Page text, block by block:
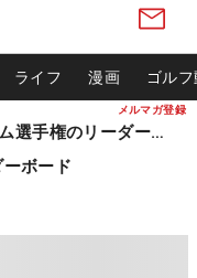
メルマガ登録
ライフ 漫画 ゴル
松山英樹ら出場 ウィンダム選手権のリーダーボード
ボード